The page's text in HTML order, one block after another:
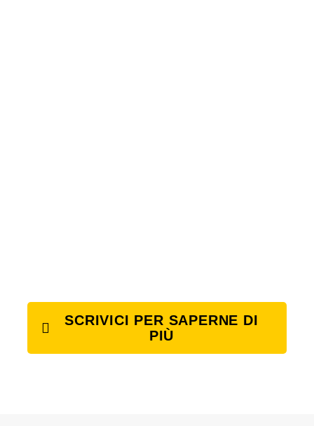
SCRIVICI PER SAPERNE DI
PIÙ